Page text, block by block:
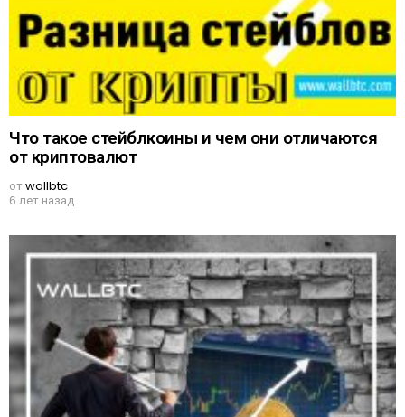
Что такое стейблкоины и чем они отличаются
от криптовалют
отwallbtc
6 лет назад